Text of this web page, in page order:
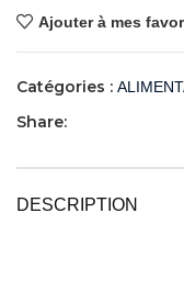
Ajouter à mes
Catégories :
Share:
DESCRIPTION